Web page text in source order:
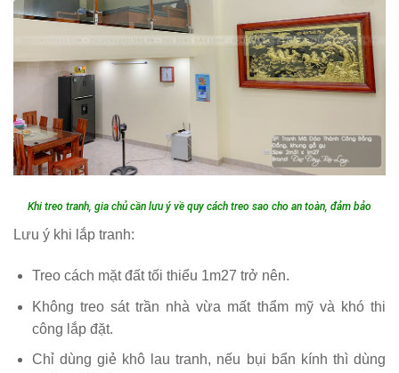
Khi treo tranh, gia chủ cần lưu ý về quy cách treo sao cho an toàn, đảm bảo
Lưu ý khi lắp tranh:
Treo cách mặt đất tối thiểu 1m27 trở nên.
Không treo sát trần nhà vừa mất thẩm mỹ và khó thi
công lắp đặt.
Chỉ dùng giẻ khô lau tranh, nếu bụi bẩn kính thì dùng